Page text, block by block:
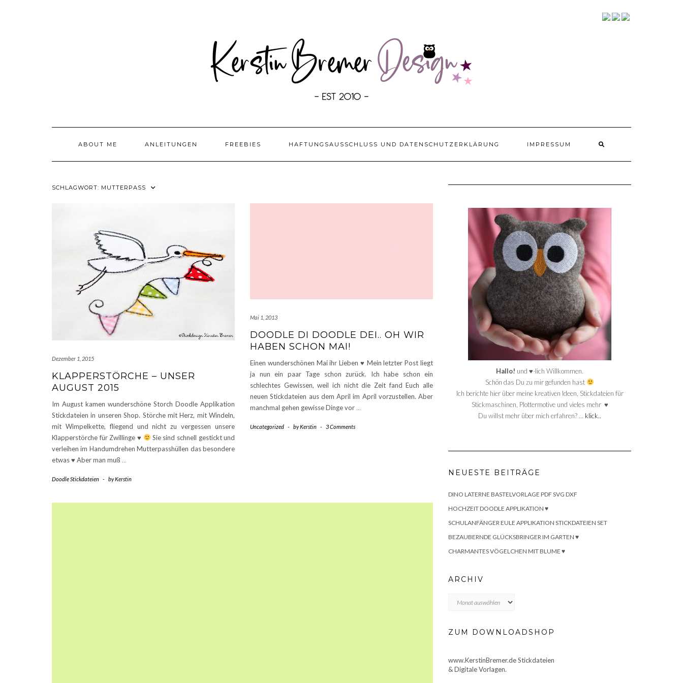
SOCIALMEDIA
ABOUT ME ANLEITUNGEN FREEBIES HAFTUNGSAUSSCHLUSS UND DATENSCHUTZERKLÄRUNG IMPRESSUM
SCHLAGWORT: MUTTERPASS
Dezember 1, 2015
KLAPPERSTÖRCHE – UNSER
AUGUST 2015
Im August kamen wunderschöne Storch Doodle Applikation
Stickdateien in unseren Shop. Störche mit Herz, mit Windeln,
mit Wimpelkette, fliegend und nicht zu vergessen unsere
Klapperstörche für Zwillinge ♥
Sie sind schnell gestickt und
verleihen im Handumdrehen Mutterpasshüllen das besondere
etwas♥ Aber man muß …
Doodle Stickdateien - byKerstin
Mai 1, 2013
DOODLE DI DOODLE DEI.. OH WIR
HABEN SCHON MAI!
Einen wunderschönen Mai ihr Lieben ♥ Mein letzter Post liegt
ja nun ein paar Tage schon zurück. Ich habe schon ein
schlechtes Gewissen, weil ich nicht die Zeit fand Euch alle
neuen Stickdateien aus dem April im April vorzustellen. Aber
manchmal gehen gewisse Dinge vor…
Uncategorized - byKerstin - 3 Comments
Hallo! und ♥-lich Willkommen.
Schön das Du zu mir gefunden hast
Ich berichte hier über meine kreativen Ideen, Stickdateien für
Stickmaschinen, Plottermotive und vieles mehr ♥
Du willst mehr über mich erfahren? … klick..
NEUESTE BEITRÄGE
DINO LATERNE BASTELVORLAGE PDF SVG DXF
HOCHZEIT DOODLE APPLIKATION ♥
SCHULANFÄNGER EULE APPLIKATION STICKDATEIEN SET
BEZAUBERNDE GLÜCKSBRINGER IM GARTEN ♥
CHARMANTES VÖGELCHEN MIT BLUME ♥
ARCHIV
ZUM DOWNLOADSHOP
www.KerstinBremer.de Stickdateien
& Digitale Vorlagen.